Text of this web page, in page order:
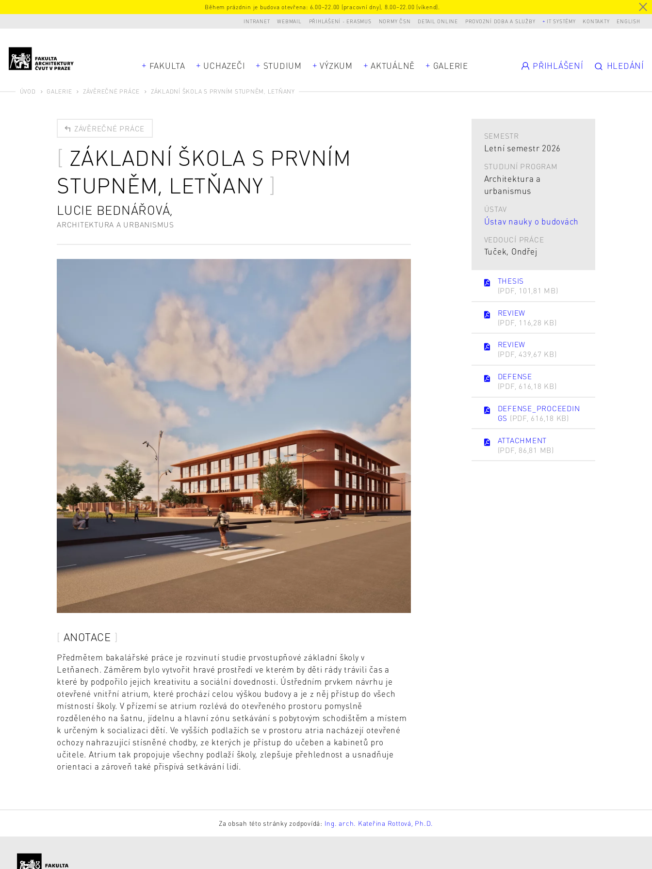
Během prázdnin je budova otevřena: 6.00–22.00 (pracovní dny), 8.00–22.00 (víkend).
INTRANET WEBMAIL PŘIHLÁŠENÍ - ERASMUS NORMY ČSN DETAIL ONLINE PROVOZNÍ DOBA A SLUŽBY IT SYSTÉMY KONTAKTY ENGLISH
FAKULTA UCHAZEČI STUDIUM VÝZKUM AKTUÁLNĚ GALERIE PŘIHLÁŠENÍ HLEDÁNÍ
ÚVOD GALERIE ZÁVĚREČNÉ PRÁCE ZÁKLADNÍ ŠKOLA S PRVNÍM STUPNĚM, LETŇANY
ZÁVĚREČNÉ PRÁCE
ZÁKLADNÍ ŠKOLA S PRVNÍM
STUPNĚM, LETŇANY
LUCIE BEDNÁŘOVÁ,
ARCHITEKTURA A URBANISMUS
ANOTACE
Předmětem bakalářské práce je rozvinutí studie prvostupňové základní školy v
Letňanech. Záměrem bylo vytvořit hravé prostředí ve kterém by děti rády trávili čas a
které by podpořilo jejich kreativitu a sociální dovednosti. Ústředním prvkem návrhu je
otevřené vnitřní atrium, které prochází celou výškou budovy a je z něj přístup do všech
místností školy. V přízemí se atrium rozlévá do otevřeného prostoru pomyslně
rozděleného na šatnu, jídelnu a hlavní zónu setkávání s pobytovým schodištěm a místem
k určeným k socializaci dětí. Ve vyšších podlažích se v prostoru atria nacházejí otevřené
ochozy nahrazující stísněné chodby, ze kterých je přístup do učeben a kabinetů pro
učitele. Atrium tak propojuje všechny podlaží školy, zlepšuje přehlednost a usnadňuje
orientaci a zároveň také přispívá setkávání lidí.
SEMESTR
Letní semestr 2026
STUDIJNÍ PROGRAM
Architektura a
urbanismus
ÚSTAV
Ústav nauky o budovách
VEDOUCÍ PRÁCE
Tuček, Ondřej
THESIS
(PDF, 101,81 MB)
REVIEW
(PDF, 116,28 KB)
REVIEW
(PDF, 439,67 KB)
DEFENSE
(PDF, 616,18 KB)
DEFENSE_PROCEEDIN
GS (PDF, 616,18 KB)
ATTACHMENT
(PDF, 86,81 MB)
Za obsah této stránky zodpovídá: Ing. arch. Kateřina Rottová, Ph.D.